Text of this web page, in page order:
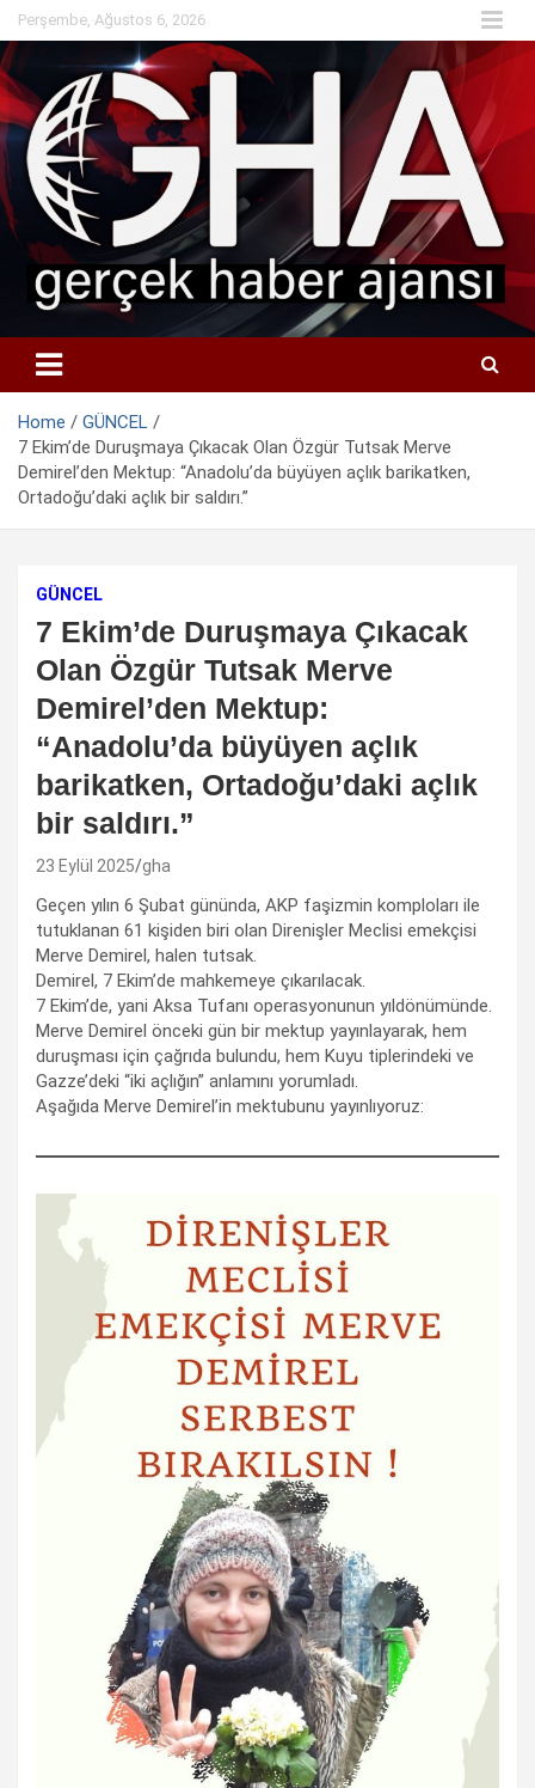
Skip
to
content
Perşembe, Ağustos 6, 2026
Home
GÜNCEL
7 Ekim’de Duruşmaya Çıkacak Olan Özgür Tutsak Merve
Demirel’den Mektup: “Anadolu’da büyüyen açlık barikatken,
Ortadoğu’daki açlık bir saldırı.”
GÜNCEL
7 Ekim’de Duruşmaya Çıkacak
Olan Özgür Tutsak Merve
Demirel’den Mektup:
“Anadolu’da büyüyen açlık
barikatken, Ortadoğu’daki açlık
bir saldırı.”
23 Eylül 2025 gha
Geçen yılın 6 Şubat gününda, AKP faşizmin komploları ile
tutuklanan 61 kişiden biri olan Direnişler Meclisi emekçisi
Merve Demirel, halen tutsak.
Demirel, 7 Ekim’de mahkemeye çıkarılacak.
7 Ekim’de, yani Aksa Tufanı operasyonunun yıldönümünde.
Merve Demirel önceki gün bir mektup yayınlayarak, hem
duruşması için çağrıda bulundu, hem Kuyu tiplerindeki ve
Gazze’deki “iki açlığın” anlamını yorumladı.
Aşağıda Merve Demirel’in mektubunu yayınlıyoruz: